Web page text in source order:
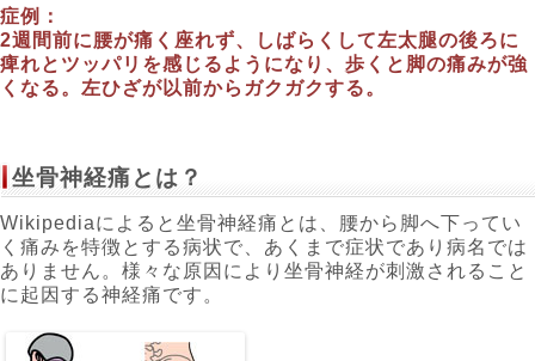
症例：
2週間前に腰が痛く座れず、しばらくして左太腿の後ろに
痺れとツッパリを感じるようになり、歩くと脚の痛みが強
くなる。左ひざが以前からガクガクする。
坐骨神経痛とは？
Wikipediaによると坐骨神経痛とは、腰から脚へ下ってい
く痛みを特徴とする病状で、あくまで症状であり病名では
ありません。様々な原因により坐骨神経が刺激されること
に起因する神経痛です。